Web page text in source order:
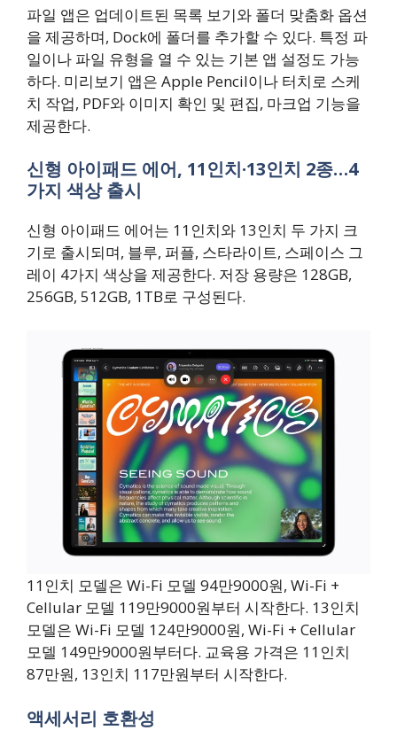
파일 앱은 업데이트된 목록 보기와 폴더 맞춤화 옵션
을 제공하며, Dock에 폴더를 추가할 수 있다. 특정 파
일이나 파일 유형을 열 수 있는 기본 앱 설정도 가능
하다. 미리보기 앱은 Apple Pencil이나 터치로 스케
치 작업, PDF와 이미지 확인 및 편집, 마크업 기능을
제공한다.
신형 아이패드 에어, 11인치·13인치 2종…4
가지 색상 출시
신형 아이패드 에어는 11인치와 13인치 두 가지 크
기로 출시되며, 블루, 퍼플, 스타라이트, 스페이스 그
레이 4가지 색상을 제공한다. 저장 용량은 128GB,
256GB, 512GB, 1TB로 구성된다.
11인치 모델은 Wi-Fi 모델 94만9000원, Wi-Fi +
Cellular 모델 119만9000원부터 시작한다. 13인치
모델은 Wi-Fi 모델 124만9000원, Wi-Fi + Cellular
모델 149만9000원부터다. 교육용 가격은 11인치
87만원, 13인치 117만원부터 시작한다.
액세서리 호환성